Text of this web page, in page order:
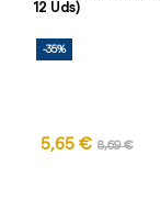
12 Uds)
-35%
5,65 € 8,69 €